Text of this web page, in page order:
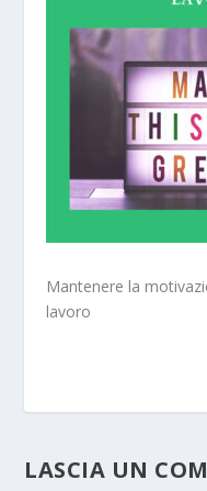
Mantenere la
lavoro
LASCIA UN